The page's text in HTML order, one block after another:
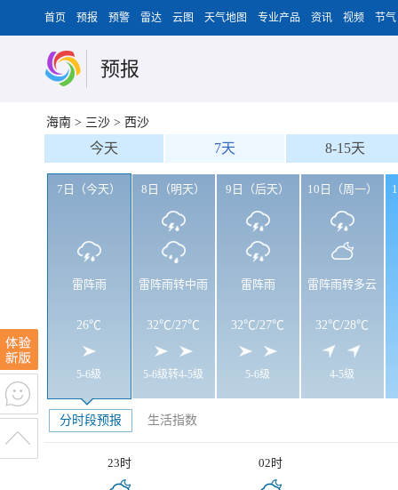
首页 预报 预警 雷达 云图 天气地图 专业产品 资讯 视频 节气
预报
海南 > 三沙 > 西沙
今天 7天 8-15天
7日（今天）
雷阵雨
26℃
5-6级
8日（明天）
雷阵雨转中雨
32℃/27℃
5-6级转4-5级
9日（后天）
雷阵雨
32℃/27℃
5-6级
10日（周一）
雷阵雨转多云
32℃/28℃
4-5级
分时段预报 生活指数
23时 02时